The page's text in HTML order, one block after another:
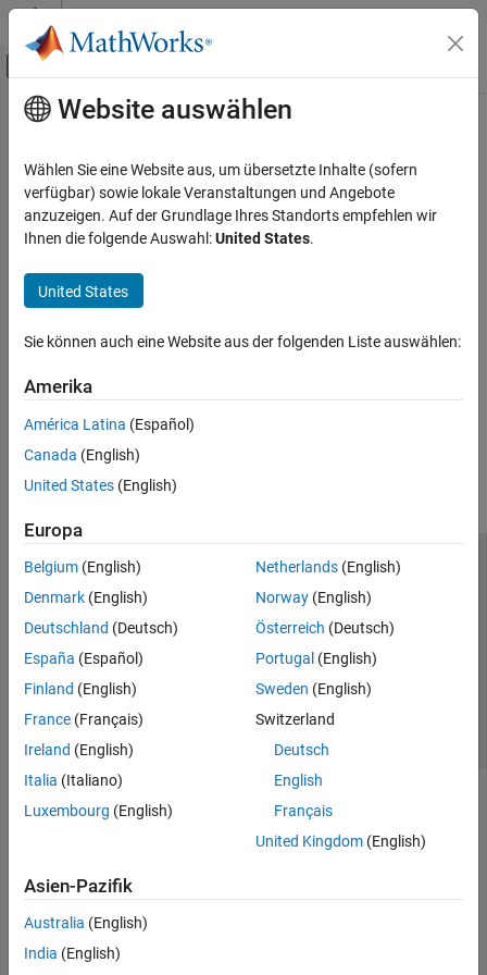
Weiter zum Inhalt
Umschaltung für Off-Canvas-
Startseite der Dokumentation
Hauptinhalt
How useful was this information?
Website auswählen
Wählen Sie eine Website aus, um übersetzte Inhalte (sofern
verfügbar) sowie lokale Veranstaltungen und Angebote
anzuzeigen. Auf der Grundlage Ihres Standorts empfehlen wir
Ihnen die folgende Auswahl:United States.
United States
Sie können auch eine Website aus der folgenden Liste auswählen:
Amerika
América Latina (Español)
Canada (English)
United States (English)
Europa
Belgium (English)
Denmark (English)
Deutschland (Deutsch)
España (Español)
Finland (English)
France (Français)
Ireland (English)
Italia (Italiano)
Luxembourg (English)
Netherlands(English)
Norway(English)
Österreich (Deutsch)
Portugal (English)
Sweden (English)
Switzerland
Deutsch
English
Français
United Kingdom(English)
Asien-Pazifik
Australia (English)
India (English)
Trust Center
Datenschutz-Richtlinien
Datendiebstahl verhindern
Status von Anwendungen
© 1994-2026 The MathWorks, Inc.
Website auswählen
Deutschland